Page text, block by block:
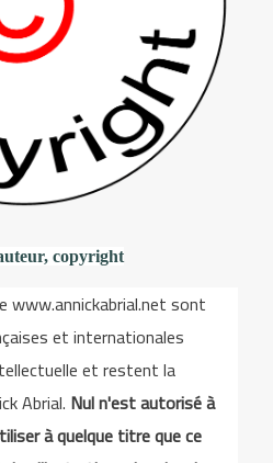
copyright
www.annickabrial.net sont
et internationales
et restent la
Abrial. Nul n'est autorisé à
à quelque titre que ce